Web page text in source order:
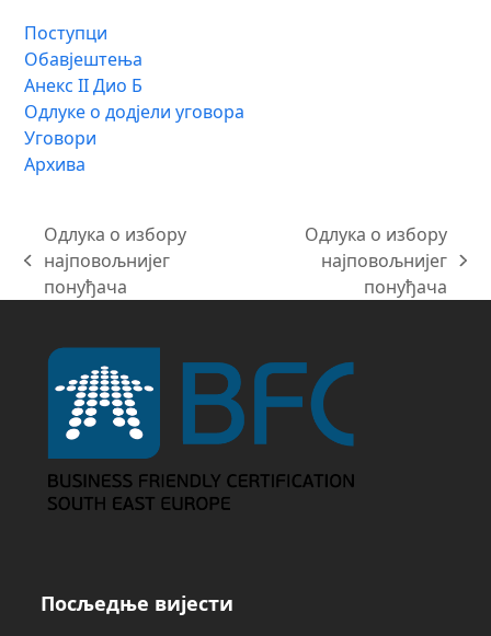
Поступци
Обавјештења
Анекс II Дио Б
Одлуке о додјели уговора
Уговори
Архива
previous
post:
Одлука о избору
најповољнијег
понуђача
post:
Одлука о избору
најповољнијег
понуђача
Посљедње вијести